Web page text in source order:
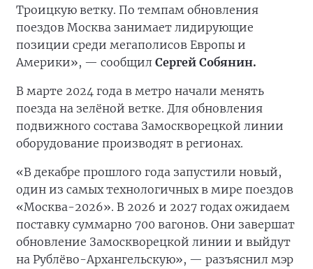
Троицкую ветку. По темпам обновления
поездов Москва занимает лидирующие
позиции среди мегаполисов Европы и
Америки», — сообщил Сергей Собянин.
В марте 2024 года в метро начали менять
поезда на зелёной ветке. Для обновления
подвижного состава Замоскворецкой линии
оборудование производят в регионах.
«В декабре прошлого года запустили новый,
один из самых технологичных в мире поездов
«Москва-2026». В 2026 и 2027 годах ожидаем
поставку суммарно 700 вагонов. Они завершат
обновление Замоскворецкой линии и выйдут
на Рублёво-Архангельскую», — разъяснил мэр